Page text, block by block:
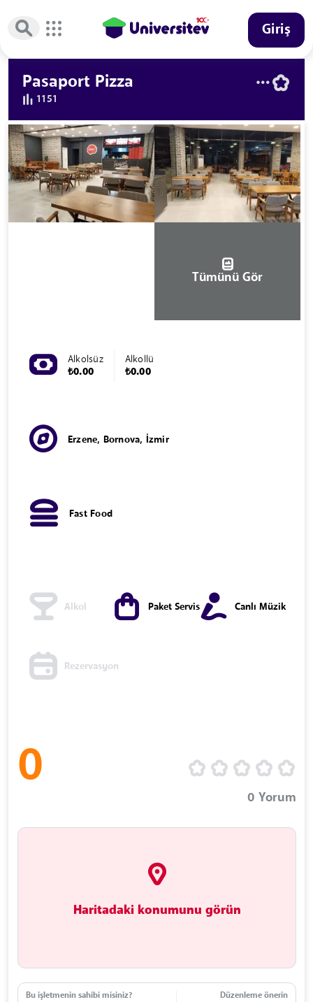
Giriş
Pasaport Pizza
1151
Tümünü Gör
Alkolsüz
₺0.00
Alkollü
₺0.00
Erzene, Bornova, İzmir
Fast Food
Alkol Paket Servis Canlı Müzik
Rezervasyon
0
0 Yorum
Haritadaki konumunu görün
Bu işletmenin sahibi misiniz? Düzenleme önerin